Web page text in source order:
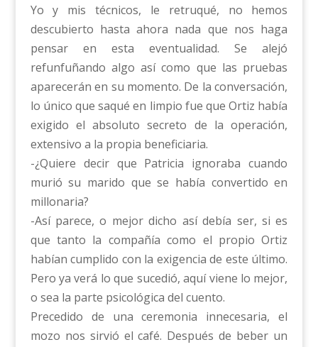
Yo y mis técnicos, le retruqué, no hemos
descubierto hasta ahora nada que nos haga
pensar en esta eventualidad. Se alejó
refunfuñando algo así como que las pruebas
aparecerán en su momento. De la conversación,
lo único que saqué en limpio fue que Ortiz había
exigido el absoluto secreto de la operación,
extensivo a la propia beneficiaria.
-¿Quiere decir que Patricia ignoraba cuando
murió su marido que se había convertido en
millonaria?
-Así parece, o mejor dicho así debía ser, si es
que tanto la compañía como el propio Ortiz
habían cumplido con la exigencia de este último.
Pero ya verá lo que sucedió, aquí viene lo mejor,
o sea la parte psicológica del cuento.
Precedido de una ceremonia innecesaria, el
mozo nos sirvió el café. Después de beber un